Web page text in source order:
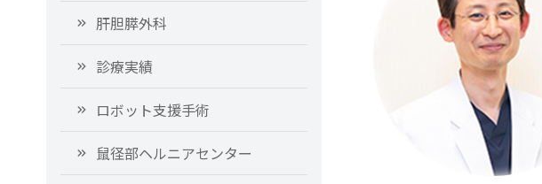
肝胆膵外科
診療実績
ロボット支援手術
鼠径部ヘルニアセンター